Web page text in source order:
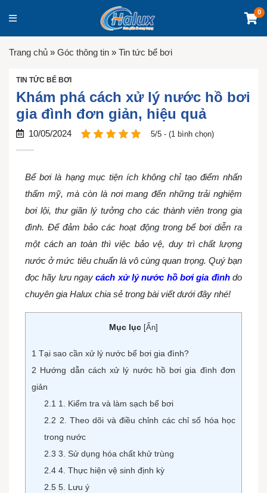
0
Trang chủ » Góc thông tin » Tin tức bể bơi
TIN TỨC BỂ BƠI
Khám phá cách xử lý nước hồ bơi
gia đình đơn giản, hiệu quả
10/05/2024 5/5 - (1 bình chọn)
Bể bơi là hạng mục tiện ích không chỉ tạo điểm nhấn
thẩm mỹ, mà còn là nơi mang đến những trải nghiệm
bơi lội, thư giãn lý tưởng cho các thành viên trong gia
đình. Để đảm bảo các hoạt động trong bể bơi diễn ra
một cách an toàn thì việc bảo vệ, duy trì chất lượng
nước ở mức tiêu chuẩn là vô cùng quan trọng. Quý bạn
đọc hãy lưu ngaycách xử lý nước hồ bơi gia đìnhdo
chuyên gia Halux chia sẻ trong bài viết dưới đây nhé!
Mục lục [Ẩn]
1 Tại sao cần xử lý nước bể bơi gia đình?
2 Hướng dẫn cách xử lý nước hồ bơi gia đình đơn
giản
2.1 1. Kiểm tra và làm sạch bể bơi
2.2 2. Theo dõi và điều chỉnh các chỉ số hóa học
trong nước
2.3 3. Sử dụng hóa chất khử trùng
2.4 4. Thực hiện vệ sinh định kỳ
2.5 5. Lưu ý